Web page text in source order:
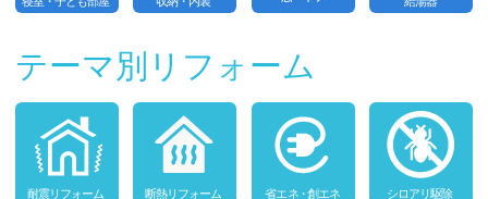
テーマ別リフォーム